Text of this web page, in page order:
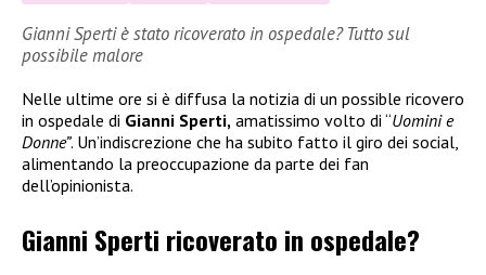
Gianni Sperti è stato ricoverato in ospedale? Tutto sul
possibile malore
Nelle ultime ore si è diffusa la notizia di un possible ricovero
in ospedale di Gianni Sperti, amatissimo volto di “Uomini e
Donne”. Un’indiscrezione che ha subito fatto il giro dei social,
alimentando la preoccupazione da parte dei fan
dell’opinionista.
Gianni Sperti ricoverato in ospedale?